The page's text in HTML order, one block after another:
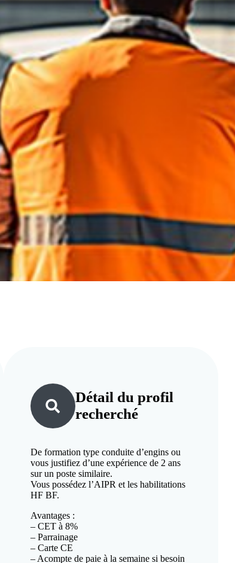
Détail duprofil
recherché
De formation type conduite d’engins ou
vous justifiez d’une expérience de 2 ans
sur un poste similaire.
Vous possédez l’AIPR et les habilitations
HF BF.
Avantages :
– CET à 8%
– Parrainage
– Carte CE
– Acompte de paie à la semaine si besoin